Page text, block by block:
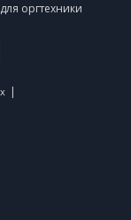
оргтехники
|